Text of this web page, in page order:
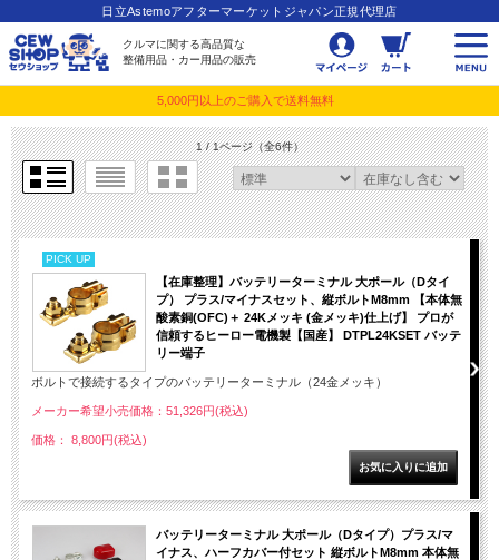
日立Astemoアフターマーケットジャパン正規代理店
クルマに関する高品質な
整備用品・カー用品の販売
5,000円以上のご購入で送料無料
1 / 1ページ（全6件）
PICK UP
【在庫整理】バッテリーターミナル 大ポール（Dタイ
プ） プラス/マイナスセット、縦ボルトM8mm 【本体無
酸素銅(OFC)＋ 24Kメッキ (金メッキ)仕上げ】 プロが
信頼するヒーロー電機製【国産】 DTPL24KSET バッテ
リー端子
ボルトで接続するタイプのバッテリーターミナル（24金メッキ）
メーカー希望小売価格：51,326円(税込)
価格： 8,800円(税込)
バッテリーターミナル 大ポール（Dタイプ）プラス/マ
イナス、ハーフカバー付セット 縦ボルトM8mm 本体無